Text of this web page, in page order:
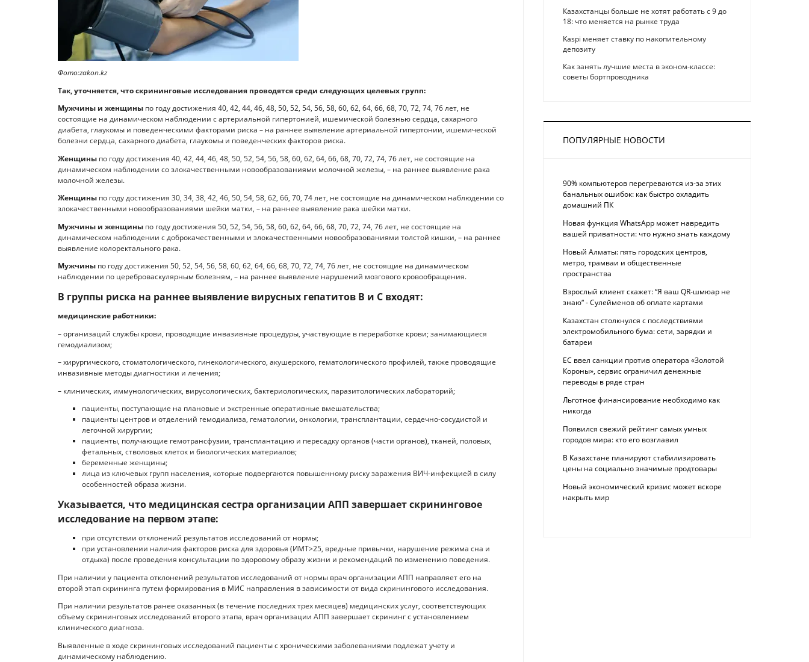
Фото:zakon.kz
Так, уточняется, что скрининговые исследования проводятся среди следующих целевых групп:
Мужчины и женщины по году достижения 40, 42, 44, 46, 48, 50, 52, 54, 56, 58, 60, 62, 64, 66, 68, 70, 72, 74, 76 лет, не
состоящие на динамическом наблюдении с артериальной гипертонией, ишемической болезнью сердца, сахарного
диабета, глаукомы и поведенческими факторами риска – на раннее выявление артериальной гипертонии, ишемической
болезни сердца, сахарного диабета, глаукомы и поведенческих факторов риска.
Женщины по году достижения 40, 42, 44, 46, 48, 50, 52, 54, 56, 58, 60, 62, 64, 66, 68, 70, 72, 74, 76 лет, не состоящие на
динамическом наблюдении со злокачественными новообразованиями молочной железы, – на раннее выявление рака
молочной железы.
Женщины по году достижения 30, 34, 38, 42, 46, 50, 54, 58, 62, 66, 70, 74 лет, не состоящие на динамическом наблюдении со
злокачественными новообразованиями шейки матки, – на раннее выявление рака шейки матки.
Мужчины и женщины по году достижения 50, 52, 54, 56, 58, 60, 62, 64, 66, 68, 70, 72, 74, 76 лет, не состоящие на
динамическом наблюдении с доброкачественными и злокачественными новообразованиями толстой кишки, – на раннее
выявление колоректального рака.
Мужчины по году достижения 50, 52, 54, 56, 58, 60, 62, 64, 66, 68, 70, 72, 74, 76 лет, не состоящие на динамическом
наблюдении по цереброваскулярным болезням, – на раннее выявление нарушений мозгового кровообращения.
В группы риска на раннее выявление вирусных гепатитов В и С входят:
медицинские работники:
– организаций службы крови, проводящие инвазивные процедуры, участвующие в переработке крови; занимающиеся
гемодиализом;
– хирургического, стоматологического, гинекологического, акушерского, гематологического профилей, также проводящие
инвазивные методы диагностики и лечения;
– клинических, иммунологических, вирусологических, бактериологических, паразитологических лабораторий;
пациенты, поступающие на плановые и экстренные оперативные вмешательства;
пациенты центров и отделений гемодиализа, гематологии, онкологии, трансплантации, сердечно-сосудистой и
легочной хирургии;
пациенты, получающие гемотрансфузии, трансплантацию и пересадку органов (части органов), тканей, половых,
фетальных, стволовых клеток и биологических материалов;
беременные женщины;
лица из ключевых групп населения, которые подвергаются повышенному риску заражения ВИЧ-инфекцией в силу
особенностей образа жизни.
Указывается, что медицинская сестра организации АПП завершает скрининговое
исследование на первом этапе:
при отсутствии отклонений результатов исследований от нормы;
при установлении наличия факторов риска для здоровья (ИМТ>25, вредные привычки, нарушение режима сна и
отдыха) после проведения консультации по здоровому образу жизни и рекомендаций по изменению поведения.
При наличии у пациента отклонений результатов исследований от нормы врач организации АПП направляет его на
второй этап скрининга путем формирования в МИС направления в зависимости от вида скринингового исследования.
При наличии результатов ранее оказанных (в течение последних трех месяцев) медицинских услуг, соответствующих
объему скрининговых исследований второго этапа, врач организации АПП завершает скрининг с установлением
клинического диагноза.
Выявленные в ходе скрининговых исследований пациенты с хроническими заболеваниями подлежат учету и
динамическому наблюдению.
Казахстанцы больше не хотят работать с 9 до
18: что меняется на рынке труда
Kaspi меняет ставку по накопительному
депозиту
Как занять лучшие места в эконом-классе:
советы бортпроводника
ПОПУЛЯРНЫЕ НОВОСТИ
90% компьютеров перегреваются из-за этих
банальных ошибок: как быстро охладить
домашний ПК
Новая функция WhatsApp может навредить
вашей приватности: что нужно знать каждому
Новый Алматы: пять городских центров,
метро, трамваи и общественные
пространства
Взрослый клиент скажет: “Я ваш QR-шмюар не
знаю“ - Сулейменов об оплате картами
Казахстан столкнулся с последствиями
электромобильного бума: сети, зарядки и
батареи
ЕС ввел санкции против оператора «Золотой
Короны», сервис ограничил денежные
переводы в ряде стран
Льготное финансирование необходимо как
никогда
Появился свежий рейтинг самых умных
городов мира: кто его возглавил
В Казахстане планируют стабилизировать
цены на социально значимые продтовары
Новый экономический кризис может вскоре
накрыть мир